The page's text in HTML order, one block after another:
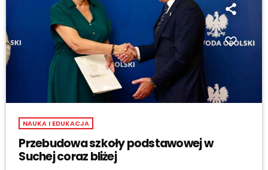
NAUKA I EDUKACJA
Przebudowa szkoły podstawowej w
Suchej coraz bliżej